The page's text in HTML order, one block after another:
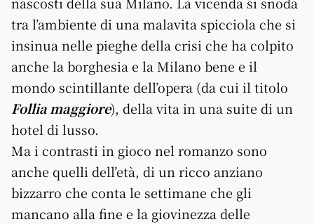
tra l’ambiente di una malavita spicciola che si
insinua nelle pieghe della crisi che ha colpito
anche la borghesia e la Milano bene e il
mondo scintillante dell’opera (da cui il titolo
Follia maggiore), della vita in una suite di un
hotel di lusso.
Ma i contrasti in gioco nel romanzo sono
anche quelli dell’età, di un ricco anziano
bizzarro che conta le settimane che gli
mancano alla fine e la giovinezza delle